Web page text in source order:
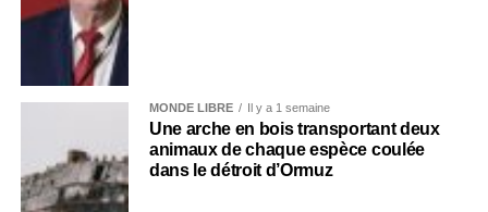
MONDE LIBRE Il y a 1 semaine
Une arche en bois transportant deux
animaux de chaque espèce coulée
dans le détroit d’Ormuz